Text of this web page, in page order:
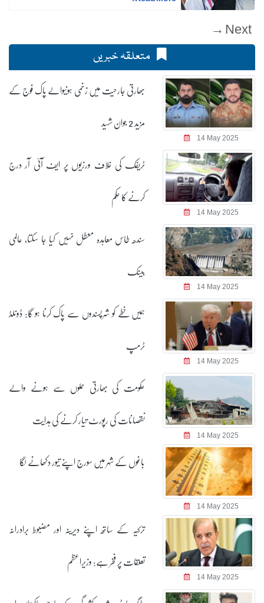
Next →
متعلقہ خبریں
14 May 2025
بھارتی جارحیت میں زخمی ہونیوالے پاک فوج کے
مزید 2 جوان شہید
14 May 2025
ٹریفک کی خلاف ورزیوں پر ایف آئی آر درج
کرنے کا حکم
14 May 2025
سندھ طاس معاہدہ معطل نہیں کیا جا سکتا، عالمی
بینک
14 May 2025
ہمیں خطے کو شرپسندوں سے پاک کرنا ہو گا: ڈونلڈ
ٹرمپ
14 May 2025
حکومت کی بھارتی حملوں سے ہونے والے
نقصانات کی رپورٹ تیار کرنے کی ہدایت
14 May 2025
باغوں کے شہر میں سورج اپنے تیور دکھانے لگا
14 May 2025
ترکیہ کے ساتھ اپنے دیرینہ اور مضبوط برادرانہ
تعلقات پر فخر ہے: وزیراعظم